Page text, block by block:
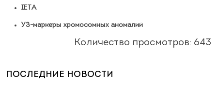
ПОСЛЕДНИЕ НОВОСТИ
IETA
УЗ-маркеры хромосомных аномалий
Количество просмотров: 643